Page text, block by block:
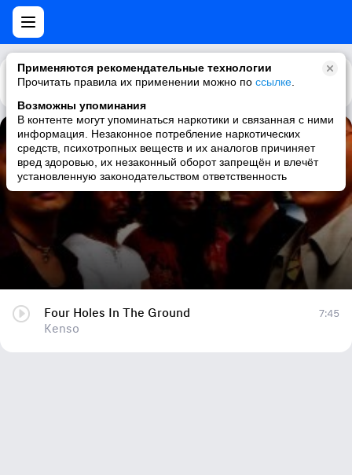
Применяются рекомендательные технологии
Прочитать правила их применении можно по ссылке
Возможны упоминания
В контенте могут упоминаться наркотики и связанная с ними
информация. Незаконное потребление наркотических
средств, психотропных веществ и их аналогов причиняет
вред здоровью, их незаконный оборот запрещён и влечёт
установленную законодательством ответственность
Каталог Рекомендации
Four Holes In The Ground
Kenso
Four Holes In The Ground
Kenso
7:45